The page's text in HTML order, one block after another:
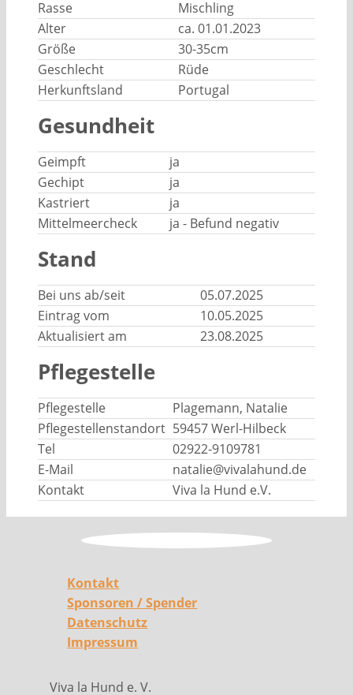
Rasse
Mischling
Alter
ca. 01.01.2023
Größe
30-35cm
Geschlecht
Rüde
Herkunftsland
Portugal
Gesundheit
Geimpft
ja
Gechipt
ja
Kastriert
ja
Mittelmeercheck
ja - Befund negativ
Stand
Bei uns ab/seit
05.07.2025
Eintrag vom
10.05.2025
Aktualisiert am
23.08.2025
Pflegestelle
Pflegestelle
Plagemann, Natalie
Pflegestellenstandort 59457 Werl-Hilbeck
Tel
02922-9109781
E-Mail
natalie@vivalahund.de
Kontakt
Viva la Hund e.V.
Kontakt
Sponsoren / Spender
Datenschutz
Impressum
Viva la Hund e. V.